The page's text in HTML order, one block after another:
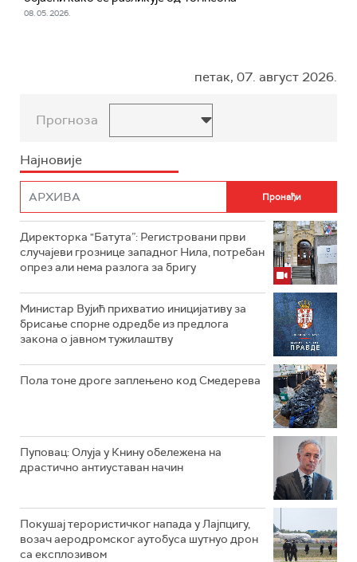
08. 05. 2026.
петак, 07. август 2026.
Прогноза
Најновије
Директорка "Батута”: Регистровани први
случајеви грознице западног Нила, потребан
опрез али нема разлога за бригу
Министар Вујић прихватио иницијативу за
брисање спорне одредбе из предлога
закона o јавном тужилаштву
Пола тоне дроге заплењено код Смедерева
Пуповац: Олуја у Книну обележена на
драстично антиуставан начин
Покушај терористичког напада у Лајпцигу,
возач аеродромског аутобуса шутнуо дрон
са експлозивом